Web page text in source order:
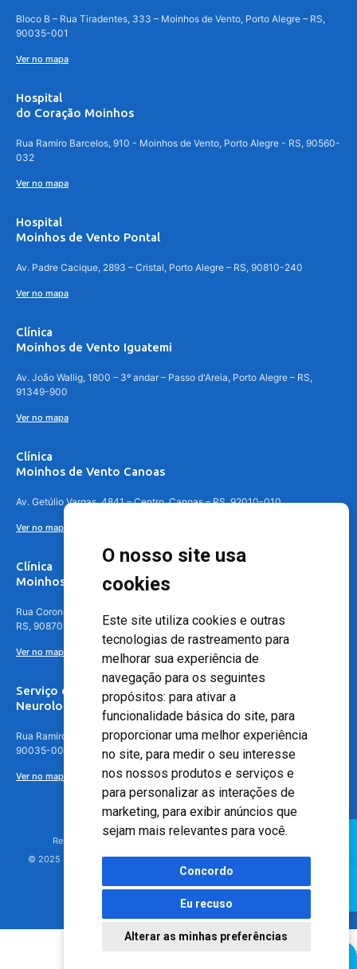
O nosso site usa
cookies
Este site utiliza cookies e outras
tecnologias de rastreamento para
melhorar sua experiência de
navegação para os seguintes
propósitos: para ativar a
funcionalidade básica do site, para
proporcionar uma melhor experiência
no site, para medir o seu interesse
nos nossos produtos e serviços e
para personalizar as interações de
marketing, para exibir anúncios que
sejam mais relevantes para você.
Concordo
Eu recuso
Alterar as minhas preferências
Bloco B – Rua Tiradentes, 333 – Moinhos de Vento, Porto Alegre – RS,
90035-001
Ver no mapa
Hospital
do Coração Moinhos
Rua Ramiro Barcelos, 910 - Moinhos de Vento, Porto Alegre - RS, 90560-
032
Ver no mapa
Hospital
Moinhos de Vento Pontal
Av. Padre Cacique, 2893 – Cristal, Porto Alegre – RS, 90810-240
Ver no mapa
Clínica
Moinhos de Vento Iguatemi
Av. João Wallig, 1800 – 3º andar – Passo d'Areia, Porto Alegre – RS,
91349-900
Ver no mapa
Clínica
Moinhos de Vento Canoas
Av. Getúlio Vargas, 4841 – Centro, Canoas – RS, 92010-010
Ver no mapa
Clínica
Moinhos de Vento - Teresópolis
Rua Coronel Aparício Borges, 250 - 3º andar - Teresópolis, Porto Alegre -
RS, 90870-016
Ver no mapa
Serviço de
Neurologia
Rua Ramiro Barcelos, 630 – 5º andar – Floresta, Porto Alegre – RS,
90035-001
Ver no mapa
Responsável Técnico: Dr. Luiz Antonio Nasi - CREMERS 11217
© 2025 - Hospital Moinhos de Vento - Registro Empresa (CRM-RS): 425